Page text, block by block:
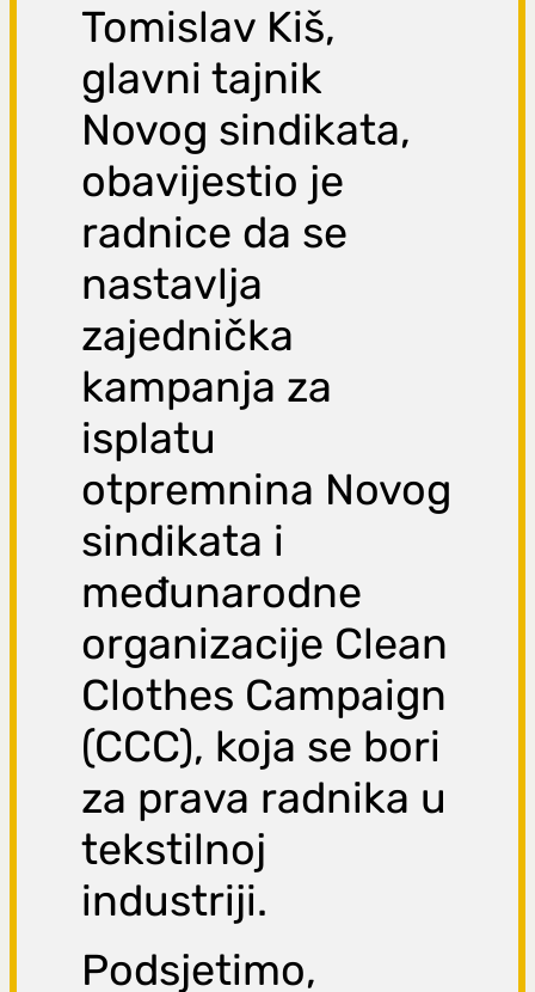
Tomislav Kiš,
glavni tajnik
Novog sindikata,
obavijestio je
radnice da se
nastavlja
zajednička
kampanja za
isplatu
otpremnina Novog
sindikata i
međunarodne
organizacije Clean
Clothes Campaign
(CCC), koja se bori
za prava radnika u
tekstilnoj
industriji.
Podsjetimo,